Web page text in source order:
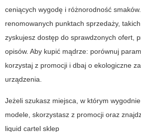
ceniących wygodę i różnorodność
renomowanych punktach sprzedaży,
zyskujesz dostęp do sprawdzonych ofert,
opisów. Aby kupić mądrze: porównuj
korzystaj z promocji i dbaj o ekologiczne
urządzenia.
Jeżeli szukasz miejsca, w którym
modele, skorzystasz z promocji oraz
liquid cartel sklep